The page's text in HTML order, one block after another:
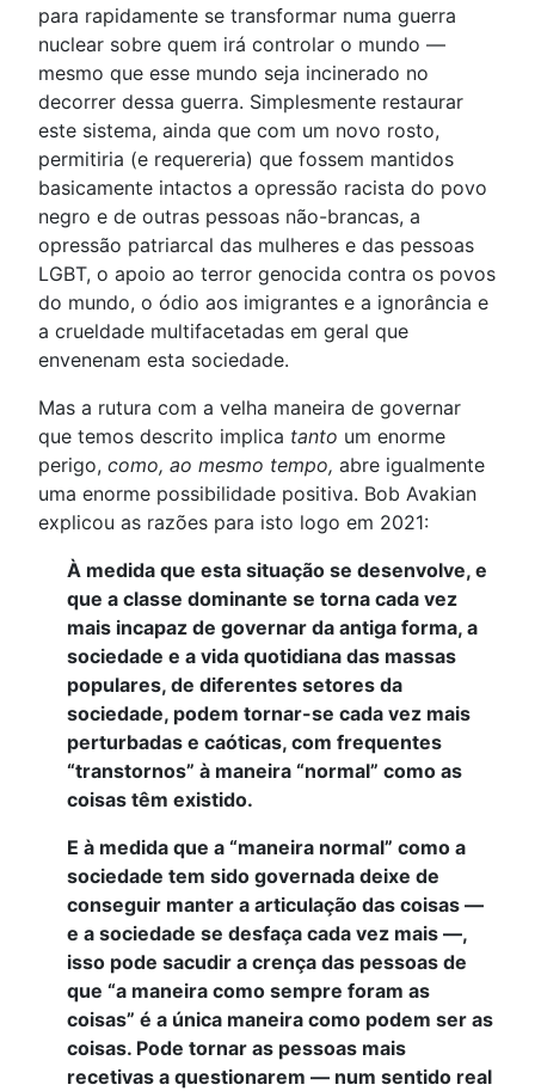
para rapidamente se transformar numa guerra
nuclear sobre quem irá controlar o mundo —
mesmo que esse mundo seja incinerado no
decorrer dessa guerra. Simplesmente restaurar
este sistema, ainda que com um novo rosto,
permitiria (e requereria) que fossem mantidos
basicamente intactos a opressão racista do povo
negro e de outras pessoas não-brancas, a
opressão patriarcal das mulheres e das pessoas
LGBT, o apoio ao terror genocida contra os povos
do mundo, o ódio aos imigrantes e a ignorância e
a crueldade multifacetadas em geral que
envenenam esta sociedade.
Mas a rutura com a velha maneira de governar
que temos descrito implica tanto um enorme
perigo, como, ao mesmo tempo, abre igualmente
uma enorme possibilidade positiva. Bob Avakian
explicou as razões para isto logo em 2021:
À medida que esta situação se desenvolve, e
que a classe dominante se torna cada vez
mais incapaz de governar da antiga forma, a
sociedade e a vida quotidiana das massas
populares, de diferentes setores da
sociedade, podem tornar-se cada vez mais
perturbadas e caóticas, com frequentes
“transtornos” à maneira “normal” como as
coisas têm existido.
E à medida que a “maneira normal” como a
sociedade tem sido governada deixe de
conseguir manter a articulação das coisas —
e a sociedade se desfaça cada vez mais —,
isso pode sacudir a crença das pessoas de
que “a maneira como sempre foram as
coisas” é a única maneira como podem ser as
coisas. Pode tornar as pessoas mais
recetivas a questionarem — num sentido real